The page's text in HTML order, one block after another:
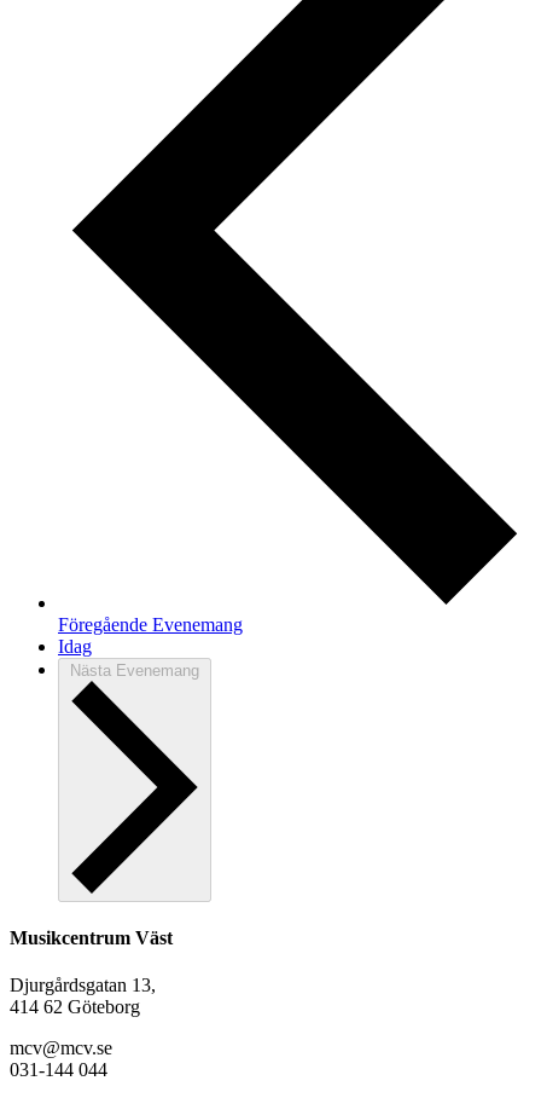
Föregående Evenemang
Idag
Nästa Evenemang
Musikcentrum Väst
Djurgårdsgatan 13,
414 62 Göteborg
mcv@mcv.se
031-144 044